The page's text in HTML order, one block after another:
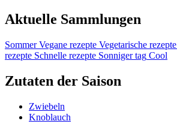
Aktuelle Sammlungen
Sommer Vegane rezepte Vegetarische rezepte
rezepte Schnelle rezepte Sonniger tag Cool
Zutaten der Saison
Zwiebeln
Knoblauch